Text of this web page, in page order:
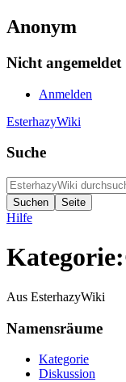
Anonym
Nicht angemeldet
Anmelden
EsterhazyWiki
Suche
Hilfe
Aus EsterhazyWiki
Namensräume
Kategorie
Diskussion